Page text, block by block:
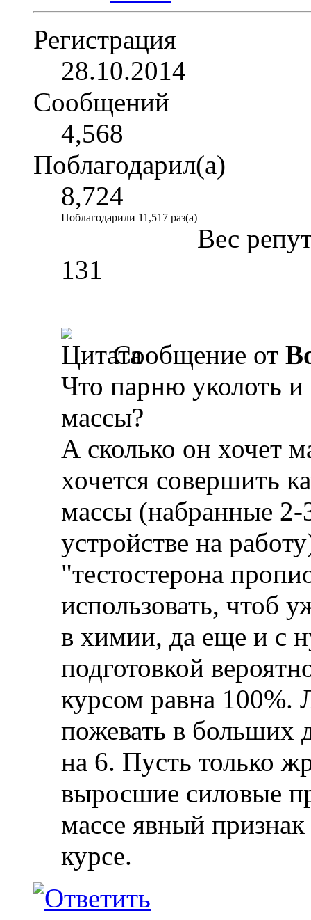
Регистрация
28.10.2014
Сообщений
4,568
Поблагодарил(а)
8,724
Поблагодарили 11,517 раз(а)
Вес
131
Сообщение от
Что парню уколоть и
массы?
А сколько он хочет
хочется совершить
массы (набранные 2-
устройстве на
"тестостерона
использовать, чтоб
в химии, да еще и с
подготовкой
курсом равна 100%.
пожевать в больших
на 6. Пусть только
выросшие силовые
массе явный
курсе.